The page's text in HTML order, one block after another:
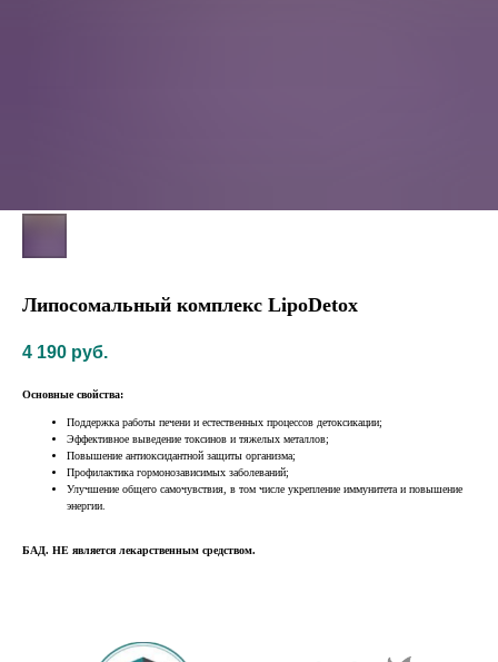
Липосомальный комплекс LipoDetox
4 190 руб.
Основные свойства:
Поддержка работы печени и естественных процессов детоксикации;
Эффективное выведение токсинов и тяжелых металлов;
Повышение антиоксидантной защиты организма;
Профилактика гормонозависимых заболеваний;
Улучшение общего самочувствия, в том числе укрепление иммунитета и повышение
энергии.
БАД. НЕ является лекарственным средством.